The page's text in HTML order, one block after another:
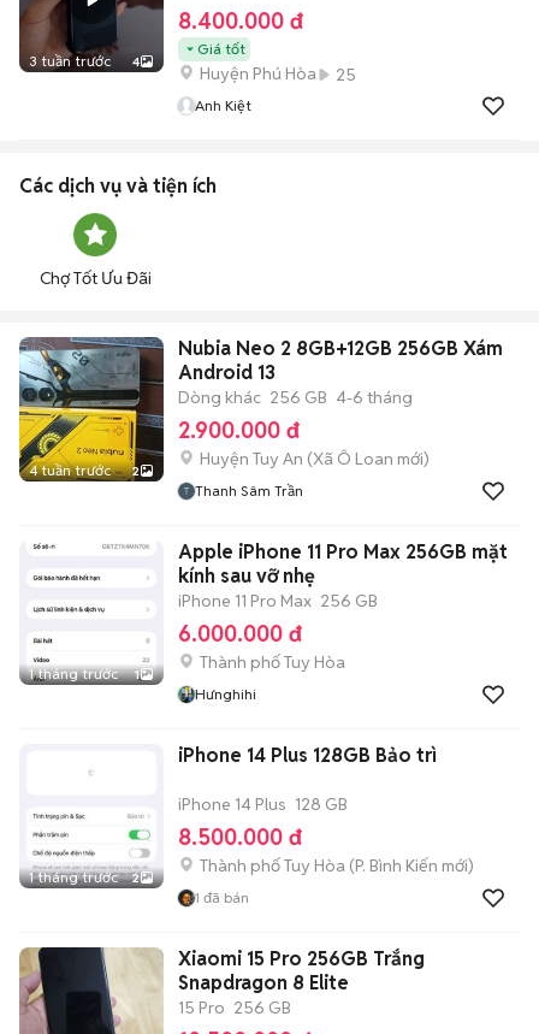
3 tuần trước 4
8.400.000 đ
Giá tốt
Huyện Phú Hòa 25
Anh Kiệt
Các dịch vụ và tiện ích
Chợ Tốt Ưu Đãi
4 tuần trước 2
Nubia Neo 2 8GB+12GB 256GB Xám
Android 13
Dòng khác 256 GB 4-6 tháng
2.900.000 đ
Huyện Tuy An (Xã Ô Loan mới)
Thanh Sâm Trần
1 tháng trước 1
Apple iPhone 11 Pro Max 256GB mặt
kính sau vỡ nhẹ
iPhone 11 Pro Max 256 GB
6.000.000 đ
Thành phố Tuy Hòa
Hưnghihi
1 tháng trước 2
iPhone 14 Plus 128GB Bảo trì
iPhone 14 Plus 128 GB
8.500.000 đ
Thành phố Tuy Hòa (P. Bình Kiến mới)
1 đã bán
Xiaomi 15 Pro 256GB Trắng
Snapdragon 8 Elite
15 Pro 256 GB